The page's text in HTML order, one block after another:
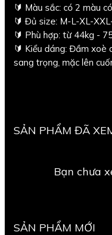
🔰 Màu sắc: có 2 màu
🔰 Đủ size: M-L-XL-
🔰 Phù hợp: từ 44kg -
🔰 Kiểu dáng: Đầm xoè
sang trọng, mặc lên
SẢN PHẨM ĐÃ
Bạn chưa
SẢN PHẨM MỚI